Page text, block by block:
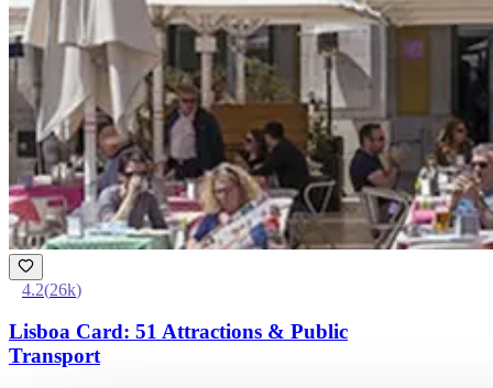
4.2(26k)
Lisboa Card: 51 Attractions & Public
Transport